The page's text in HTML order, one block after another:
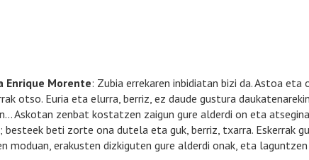
Enrique Morente: Zubia errekaren inbidiatan bizi da. Astoa eta
otso. Euria eta elurra, berriz, ez daude gustura
Askotan zenbat kostatzen zaigun gure alderdi on eta
beti zorte ona dutela eta guk, berriz, txarra. Eskerrak
moduan, erakusten dizkiguten gure alderdi onak, eta